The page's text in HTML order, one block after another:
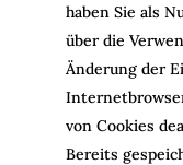
haben Sie als
über die
Änderung der
von Cookies
Bereits